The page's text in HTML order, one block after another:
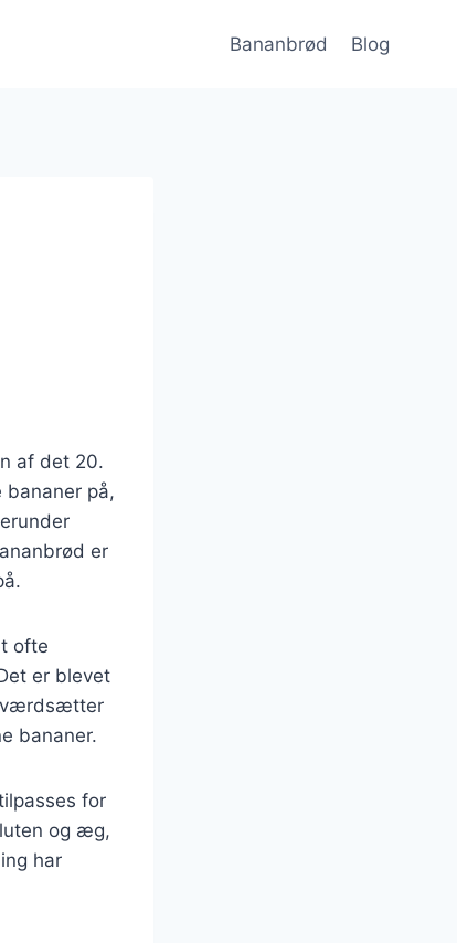
Bananbrød Blog
af det 20.
på,
er
ofte
er blevet
værdsætter
bananer.
for
og æg,
har